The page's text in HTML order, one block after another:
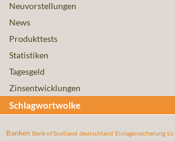
Neuvorstellungen
News
Produkttests
Statistiken
Tagesgeld
Zinsentwicklungen
Schlagwortwolke
Banken Bank of Scotland deutschland Einlagensicherung EU